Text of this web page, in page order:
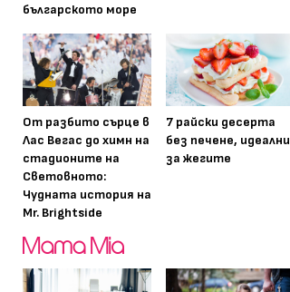
българското море
От разбито сърце в
Лас Вегас до химн на
стадионите на
Световното:
Чудната история на
Mr. Brightside
7 райски десерта
без печене, идеални
за жегите